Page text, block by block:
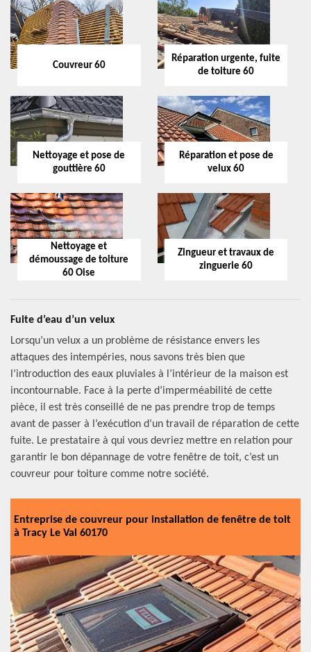
Couvreur 60
Réparation urgente, fuite
de toiture 60
Nettoyage et pose de
gouttière 60
Réparation et pose de
velux 60
Nettoyage et
démoussage de toiture
60 Oise
Zingueur et travaux de
zinguerie 60
Fuite d’eau d’un velux
Lorsqu’un velux a un problème de résistance envers les
attaques des intempéries, nous savons très bien que
l’introduction des eaux pluviales à l’intérieur de la maison est
incontournable. Face à la perte d’imperméabilité de cette
pièce, il est très conseillé de ne pas prendre trop de temps
avant de passer à l’exécution d’un travail de réparation de cette
fuite. Le prestataire à qui vous devriez mettre en relation pour
garantir le bon dépannage de votre fenêtre de toit, c’est un
couvreur pour toiture comme notre société.
Entreprise de couvreur pour installation de fenêtre de toit
à Tracy Le Val 60170